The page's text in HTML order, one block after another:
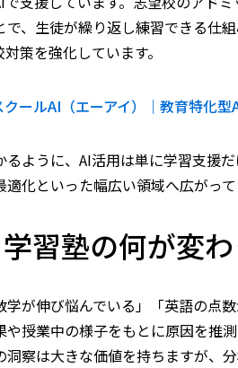
で、生徒が繰り返し練習できる仕
策を強化しています。
ールAI（エーアイ）｜教育特化
るように、AI活用は単に学習支援
化といった幅広い領域へ広がって
習塾の何が変
が伸び悩んでいる」「英語の点
や授業中の様子をもとに原因を推
洞察は大きな価値を持ちますが、